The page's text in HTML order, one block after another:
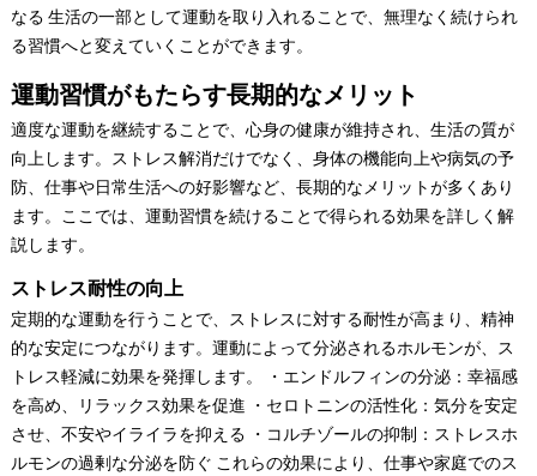
なる 生活の一部として運動を取り入れることで、無理なく続けられ
る習慣へと変えていくことができます。
運動習慣がもたらす長期的なメリット
適度な運動を継続することで、心身の健康が維持され、生活の質が
向上します。ストレス解消だけでなく、身体の機能向上や病気の予
防、仕事や日常生活への好影響など、長期的なメリットが多くあり
ます。ここでは、運動習慣を続けることで得られる効果を詳しく解
説します。
ストレス耐性の向上
定期的な運動を行うことで、ストレスに対する耐性が高まり、精神
的な安定につながります。運動によって分泌されるホルモンが、ス
トレス軽減に効果を発揮します。 ・エンドルフィンの分泌：幸福感
を高め、リラックス効果を促進 ・セロトニンの活性化：気分を安定
させ、不安やイライラを抑える ・コルチゾールの抑制：ストレスホ
ルモンの過剰な分泌を防ぐ これらの効果により、仕事や家庭でのス